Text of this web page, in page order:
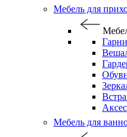
Мебель для
Мебель для